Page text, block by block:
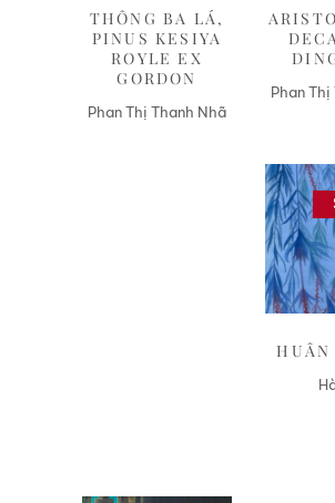
THÔNG BA LÁ,
PINUS KESIYA
ROYLE EX
GORDON
Phan Thị Thanh Nhã
Phan
HUÂN